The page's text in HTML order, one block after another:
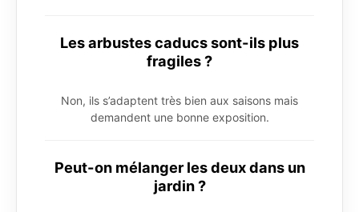
Les arbustes caducs sont-ils plus
fragiles ?
Non, ils s’adaptent très bien aux saisons mais
demandent une bonne exposition.
Peut-on mélanger les deux dans un
jardin ?